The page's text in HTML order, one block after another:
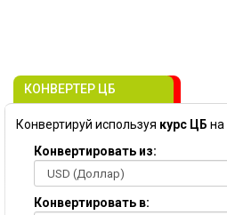
КОНВЕРТЕР ЦБ
Конвертируй используя курс ЦБ на
Конвертировать из:
Конвертировать в: